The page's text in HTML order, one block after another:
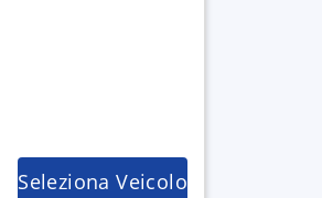
Seleziona Veicolo